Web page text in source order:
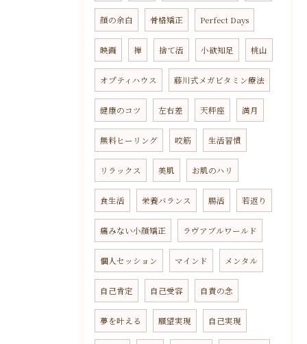
顔の余白 骨格矯正 Perfect Days
映画 禅 捨て活 小欲知足 桃山
オプティハウス 藤川式メガビタミン療法
健康のコツ 左右差 天秤座 満月
無料ヒーリング 咬筋 生活習慣
リラックス 美肌 お肌のハリ
食生活 栄養バランス 腸活 若返り
痛みない小顔矯正 ラヴアブルワールド
個人セッション マインド メンタル
自己肯定 自己受容 自責の念
夢を叶える 願望実現 自己実現